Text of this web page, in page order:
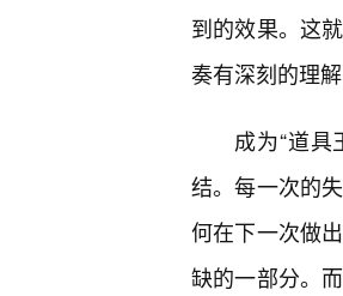
到的效果。这
奏有深刻的理
成为“道
结。每一次的
何在下一次做
缺的一部分。